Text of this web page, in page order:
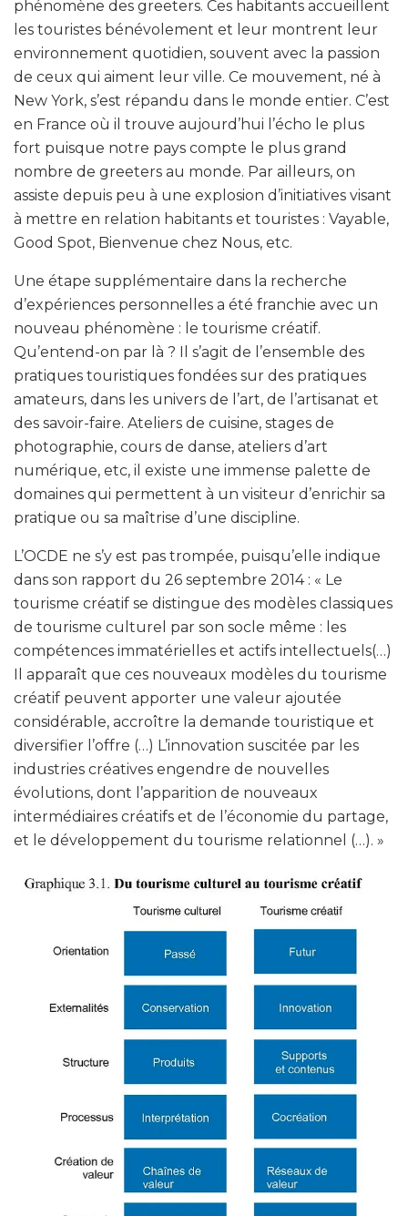
phénomène des greeters. Ces habitants accueillent
les touristes bénévolement et leur montrent leur
environnement quotidien, souvent avec la passion
de ceux qui aiment leur ville. Ce mouvement, né à
New York, s’est répandu dans le monde entier. C’est
en France où il trouve aujourd’hui l’écho le plus
fort puisque notre pays compte le plus grand
nombre de greeters au monde. Par ailleurs, on
assiste depuis peu à une explosion d’initiatives visant
à mettre en relation habitants et touristes : Vayable,
Good Spot, Bienvenue chez Nous, etc.
Une étape supplémentaire dans la recherche
d’expériences personnelles a été franchie avec un
nouveau phénomène : le tourisme créatif.
Qu’entend-on par là ? Il s’agit de l’ensemble des
pratiques touristiques fondées sur des pratiques
amateurs, dans les univers de l’art, de l’artisanat et
des savoir-faire. Ateliers de cuisine, stages de
photographie, cours de danse, ateliers d’art
numérique, etc, il existe une immense palette de
domaines qui permettent à un visiteur d’enrichir sa
pratique ou sa maîtrise d’une discipline.
L’OCDE ne s’y est pas trompée, puisqu’elle indique
dans son rapport du 26 septembre 2014 : « Le
tourisme créatif se distingue des modèles classiques
de tourisme culturel par son socle même : les
compétences immatérielles et actifs intellectuels(…)
Il apparaît que ces nouveaux modèles du tourisme
créatif peuvent apporter une valeur ajoutée
considérable, accroître la demande touristique et
diversifier l’offre (…) L’innovation suscitée par les
industries créatives engendre de nouvelles
évolutions, dont l’apparition de nouveaux
intermédiaires créatifs et de l’économie du partage,
et le développement du tourisme relationnel (…). »